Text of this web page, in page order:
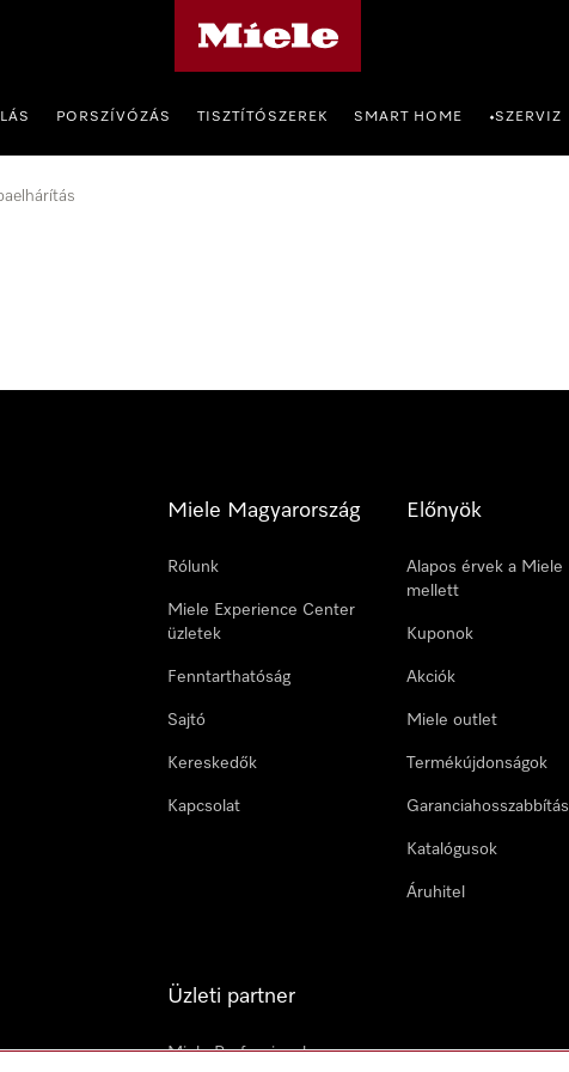
PORSZÍVÓZÁS TISZTÍTÓSZEREK SMART HOME •SZERVIZ
Miele Magyarország
Rólunk
Miele Experience Center
üzletek
Fenntarthatóság
Sajtó
Kereskedők
Kapcsolat
Előnyök
Alapos érvek a Miele
mellett
Kuponok
Akciók
Miele outlet
Termékújdonságok
Garanciahosszabbítás
Katalógusok
Áruhitel
Üzleti partner
Miele Professional